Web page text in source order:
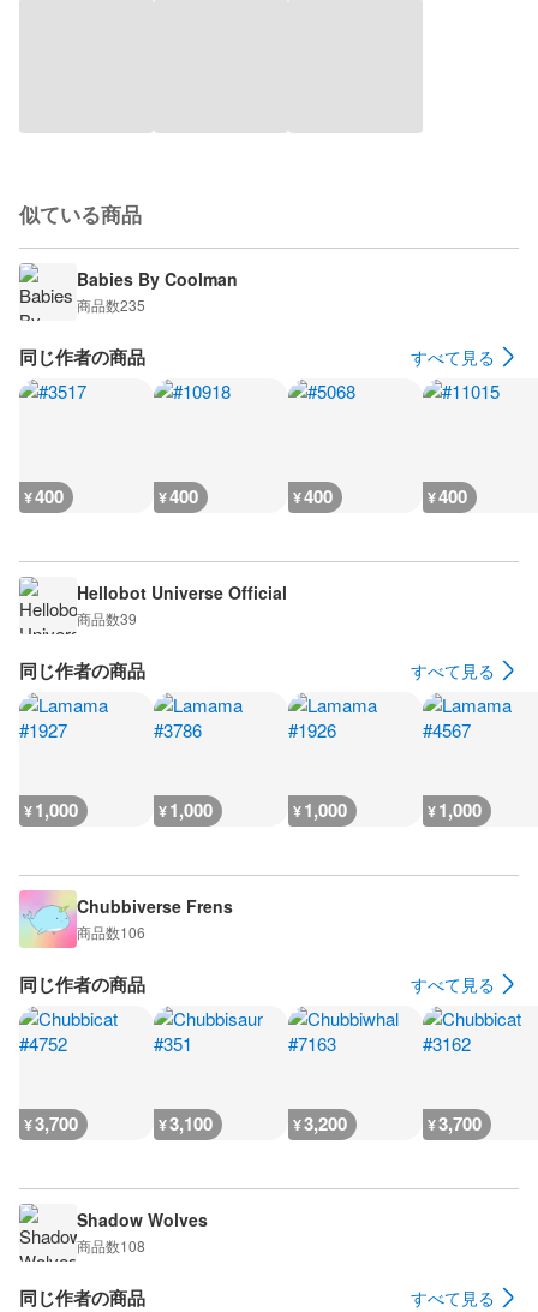
似ている商品
Babies By Coolman
商品数235
同じ作者の商品 すべて見る
¥400 ¥400 ¥400 ¥400
Hellobot Universe Official
商品数39
同じ作者の商品 すべて見る
¥1,000 ¥1,000 ¥1,000 ¥1,000
Chubbiverse Frens
商品数106
同じ作者の商品 すべて見る
¥3,700 ¥3,100 ¥3,200 ¥3,700
Shadow Wolves
商品数108
同じ作者の商品 すべて見る